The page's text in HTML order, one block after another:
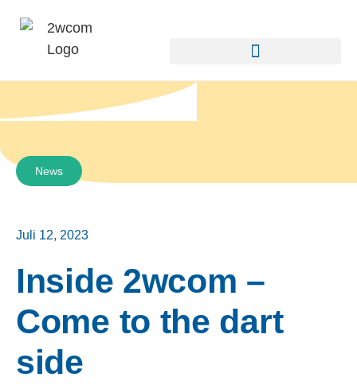
News
Juli 12, 2023
Inside 2wcom –
Come to the dart
side